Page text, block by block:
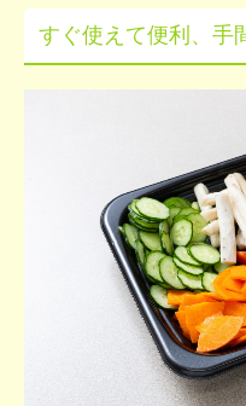
加工場要員（軽作業スタッフ
お問合せ
すぐ使えて便利、手